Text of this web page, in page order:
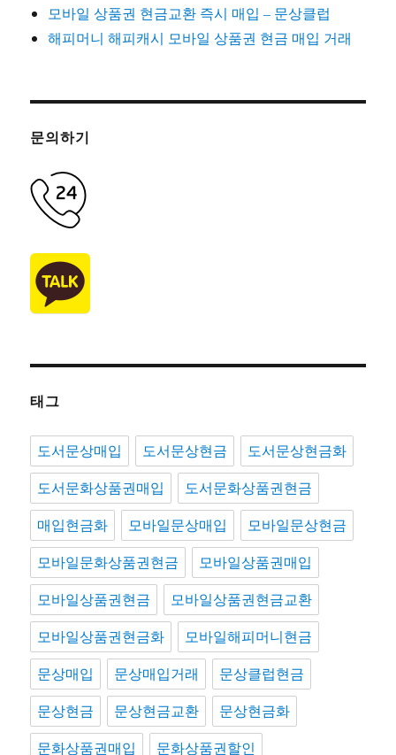
모바일 상품권 현금교환 즉시 매입 – 문상클럽
해피머니 해피캐시 모바일 상품권 현금 매입 거래
문의하기
태그
도서문상매입 도서문상현금 도서문상현금화
도서문화상품권매입 도서문화상품권현금
매입현금화 모바일문상매입 모바일문상현금
모바일문화상품권현금 모바일상품권매입
모바일상품권현금 모바일상품권현금교환
모바일상품권현금화 모바일해피머니현금
문상매입 문상매입거래 문상클럽현금
문상현금 문상현금교환 문상현금화
문화상품권매입 문화상품권할인